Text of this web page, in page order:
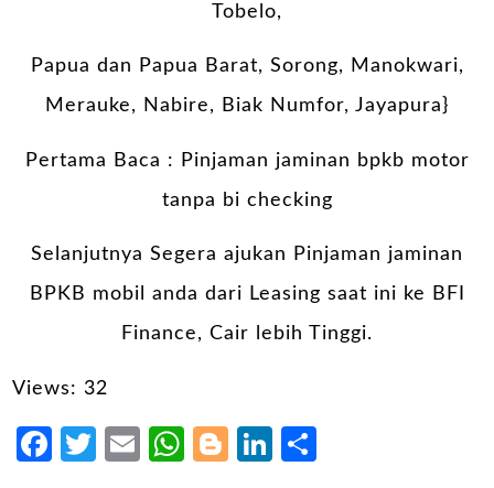
Tobelo,
Papua dan Papua Barat, Sorong, Manokwari,
Merauke, Nabire, Biak Numfor, Jayapura}
Pertama Baca :
Pinjaman jaminan bpkb motor
tanpa bi checking
Selanjutnya Segera ajukan Pinjaman jaminan
BPKB mobil anda dari Leasing saat ini ke BFI
Finance, Cair lebih Tinggi.
Views: 32
Facebook
Twitter
EmailWhatsApp
Blogger
LinkedIn